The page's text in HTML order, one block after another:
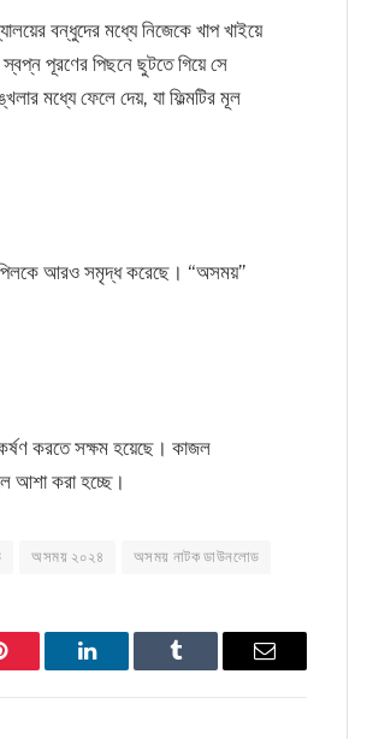
বন্ধুদের মধ্যে নিজেকে খাপ খাইয়ে
পূরণের পিছনে ছুটতে গিয়ে সে
মধ্যে ফেলে দেয়, যা ফিল্মটির মূল
আরও সমৃদ্ধ করেছে। “অসময়”
করতে সক্ষম হয়েছে। কাজল
আশা করা হচ্ছে।
অসময় ২০২৪ অসময় নাটক ডাউনলোড
LinkedIn Tumblr Email